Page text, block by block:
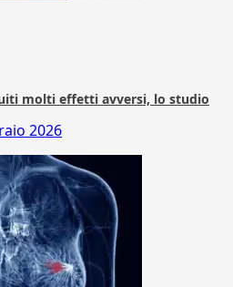
molti effetti avversi, lo studio
2026